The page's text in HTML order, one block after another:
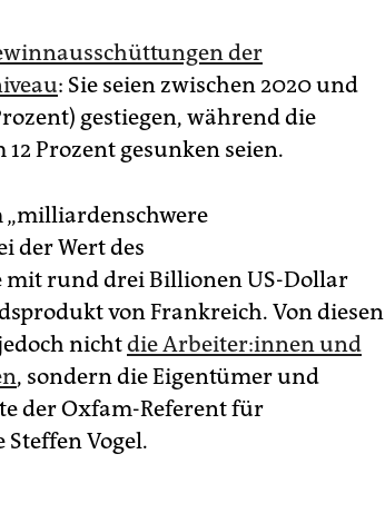
der
: Sie seien zwischen 2020 und
gestiegen, während die
Prozent gesunken seien.
„milliardenschwere
der Wert des
mit rund drei Billionen US-Dollar
von Frankreich. Von diesen
nichtdie Ar­bei­te­r:in­nen und
, sondern die Eigentümer und
der Oxfam-Referent für
Vogel.